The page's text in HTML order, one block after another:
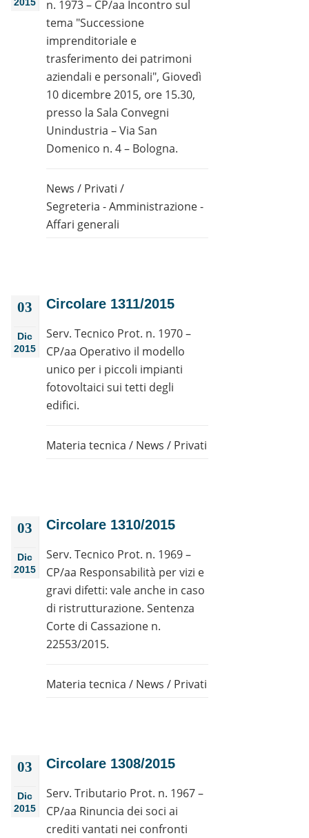
n. 1973 – CP/aa Incontro sul
tema "Successione
imprenditoriale e
trasferimento dei patrimoni
aziendali e personali", Giovedì
10 dicembre 2015, ore 15.30,
presso la Sala Convegni
Unindustria – Via San
Domenico n. 4 – Bologna.
News / Privati /
Segreteria - Amministrazione -
Affari generali
03
Dic
2015
Circolare 1311/2015
Serv. Tecnico Prot. n. 1970 –
CP/aa Operativo il modello
unico per i piccoli impianti
fotovoltaici sui tetti degli
edifici.
Materia tecnica / News / Privati
03
Dic
2015
Circolare 1310/2015
Serv. Tecnico Prot. n. 1969 –
CP/aa Responsabilità per vizi e
gravi difetti: vale anche in caso
di ristrutturazione. Sentenza
Corte di Cassazione n.
22553/2015.
Materia tecnica / News / Privati
03
Dic
2015
Circolare 1308/2015
Serv. Tributario Prot. n. 1967 –
CP/aa Rinuncia dei soci ai
crediti vantati nei confronti